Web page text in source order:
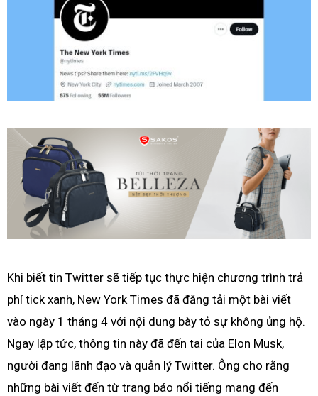
Khi biết tin Twitter sẽ tiếp tục thực hiện chương trình trả
phí tick xanh, New York Times đã đăng tải một bài viết
vào ngày 1 tháng 4 với nội dung bày tỏ sự không ủng hộ.
Ngay lập tức, thông tin này đã đến tai của Elon Musk,
người đang lãnh đạo và quản lý Twitter. Ông cho rằng
những bài viết đến từ trang báo nổi tiếng mang đến